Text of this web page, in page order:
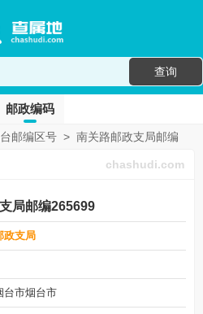
查询
邮政编码
邮编区号 > 南关路邮政支局邮编
chashudi.com
局邮编265699
政支局
台市烟台市